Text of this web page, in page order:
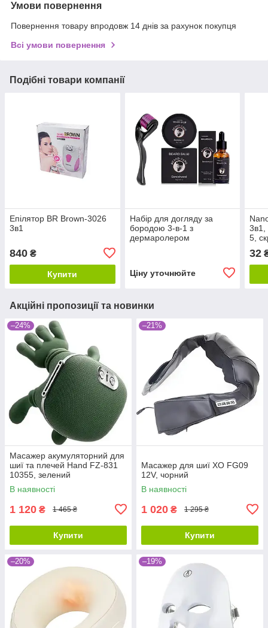
Умови повернення
Повернення товару впродовж 14 днів за рахунок покупця
Всі умови повернення
Подібні товари компанії
Епілятор BR Brown-3026
3в1
840 ₴
Купити
Набір для догляду за
бородою 3-в-1 з
дермаролером
Ціну уточнюйте
3в1,
5,
32
Акційні пропозиції та новинки
–24%
Масажер акумуляторний для
шиї та плечей Hand FZ-831
10355, зелений
В наявності
1 120 ₴ 1 465 ₴
Купити
–21%
Масажер для шиї XO FG09
12V, чорний
В наявності
1 020 ₴ 1 295 ₴
Купити
–20% –19%